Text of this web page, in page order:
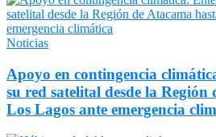
Noticias
Apoyo en contingencia
su red satelital desde la Región
Los Lagos ante emergencia